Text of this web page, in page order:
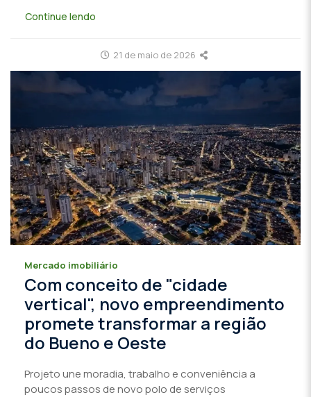
Continue lendo
21 de maio de 2026
Mercado imobiliário
Com conceito de "cidade
vertical", novo empreendimento
promete transformar a região
do Bueno e Oeste
Projeto une moradia, trabalho e conveniência a
poucos passos de novo polo de serviços